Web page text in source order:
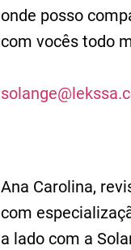
onde posso
com vocês todo
Ana Carolina,
com
a lado com a